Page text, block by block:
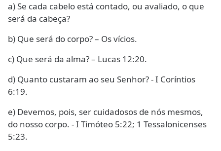
a) Se cada cabelo está contado, ou avaliado, o que
será da cabeça?
b) Que será do corpo? – Os vícios.
c) Que será da alma? – Lucas 12:20.
d) Quanto custaram ao seu Senhor? - I Coríntios
6:19.
e) Devemos, pois, ser cuidadosos de nós mesmos,
do nosso corpo. - I Timóteo 5:22; 1 Tessalonicenses
5:23.